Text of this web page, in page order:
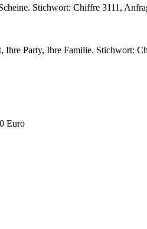
Stichwort: Chiffre 3111,
Ihre Party, Ihre Familie. Stichwort:
Euro